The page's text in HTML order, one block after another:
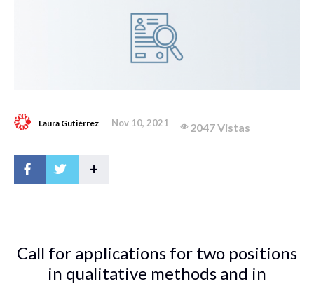
Laura Gutiérrez Nov 10, 2021 2047 Vistas
+
Call for applications for two positions
in qualitative methods and in